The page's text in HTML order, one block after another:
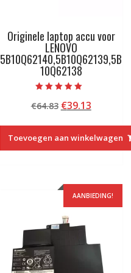
Originele laptop accu voor
LENOVO
5B10Q62140,5B10Q62139,5B
10Q62138
5.00
van 5
€64.83
was:
€64.83.
€39.13Huidige
is:
€39.13.
Toevoegen aan winkelwagen
AANBIEDING!